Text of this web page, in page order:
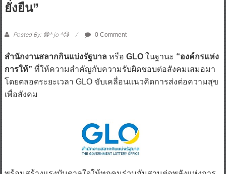
ยั่งยืน”
Posted By: 😁^ jo ^🧐 0 Comment
สำนักงานสลากกินแบ่งรัฐบาล หรือ GLOในฐานะ “องค์กรแห่ง
การให้” ที่ให้ความสำคัญกับความรับผิดชอบต่อสังคมเสมอมา
โดยตลอดระยะเวลา GLO ขับเคลื่อนแนวคิดการส่งต่อความสุข
เพื่อสังคม